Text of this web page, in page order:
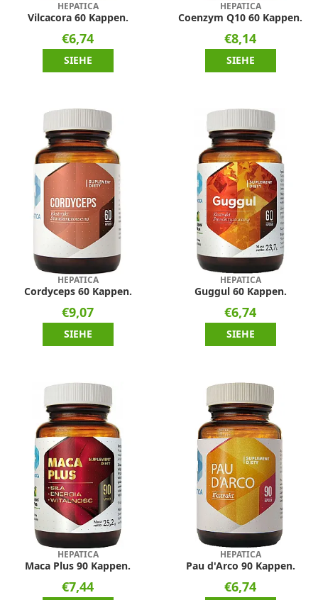
HEPATICA
Vilcacora 60 Kappen.
€6,74
SIEHE
HEPATICA
Coenzym Q10 60 Kappen.
€8,14
SIEHE
HEPATICA
Cordyceps 60 Kappen.
€9,07
SIEHE
HEPATICA
Guggul 60 Kappen.
€6,74
SIEHE
HEPATICA
Maca Plus 90 Kappen.
€7,44
HEPATICA
Pau d'Arco 90 Kappen.
€6,74